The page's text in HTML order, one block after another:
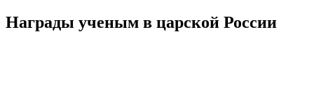
Награды ученым в царской России